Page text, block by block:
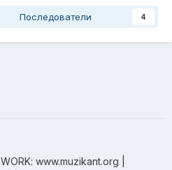
Последователи 4
www.muzikant.org |